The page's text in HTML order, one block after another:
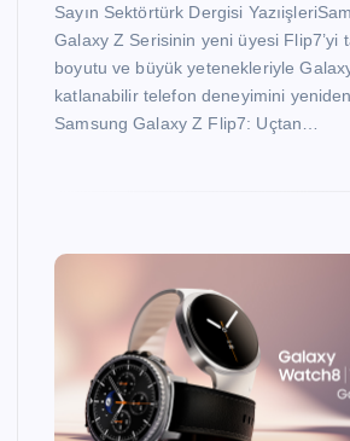
Sayın Sektörtürk Dergisi
Galaxy Z Serisinin yeni üyesi Flip7’yi
boyutu ve büyük yetenekleriyle
katlanabilir telefon deneyimini yeniden
Samsung Galaxy Z Flip7: Uçtan…